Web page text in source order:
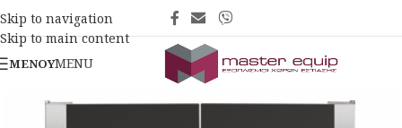
Skip to navigation
Skip to main content
ΜΕΝΟΎMENU